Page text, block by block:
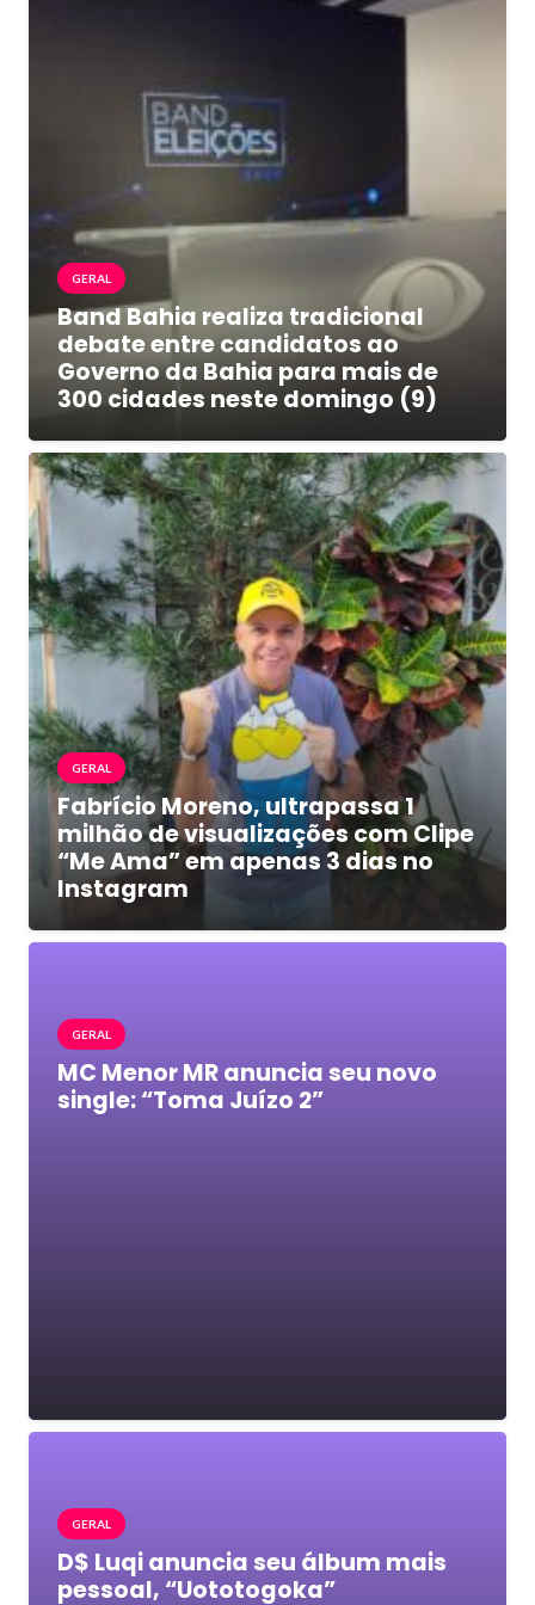
GERAL
Band Bahia realiza tradicional
debate entre candidatos ao
Governo da Bahia para mais de
300 cidades neste domingo (9)
GERAL
Fabrício Moreno, ultrapassa 1
milhão de visualizações com Clipe
“Me Ama” em apenas 3 dias no
Instagram
GERAL
MC Menor MR anuncia seu novo
single: “Toma Juízo 2”
GERAL
D$ Luqi anuncia seu álbum mais
pessoal, “Uototogoka”